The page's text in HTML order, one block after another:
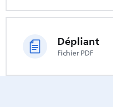
Dépliant
Fichier PDF